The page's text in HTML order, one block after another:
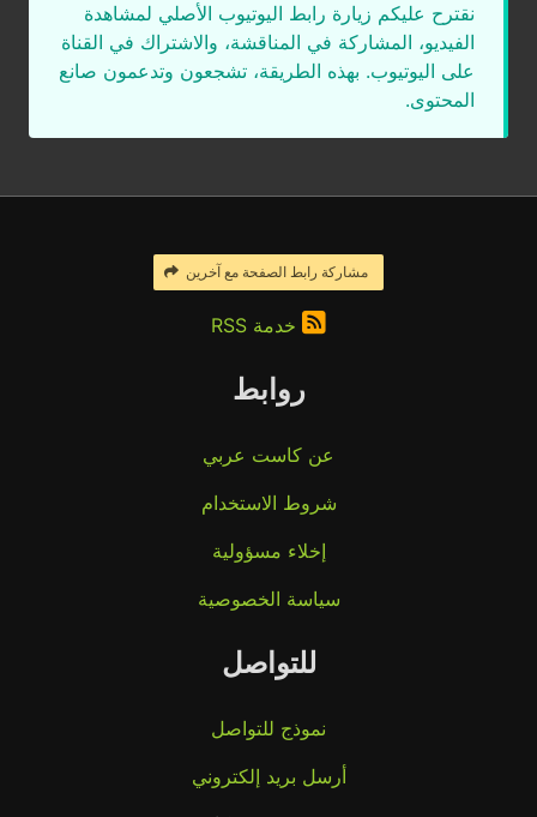
نقترح عليكم زيارة رابط اليوتيوب الأصلي لمشاهدة
الفيديو، المشاركة في المناقشة، والاشتراك في القناة
على اليوتيوب. بهذه الطريقة، تشجعون وتدعمون صانع
المحتوى.
مشاركة رابط الصفحة مع آخرين
خدمة RSS
روابط
عن كاست عربي
شروط الاستخدام
إخلاء مسؤولية
سياسة الخصوصية
للتواصل
نموذج للتواصل
أرسل بريد إلكتروني